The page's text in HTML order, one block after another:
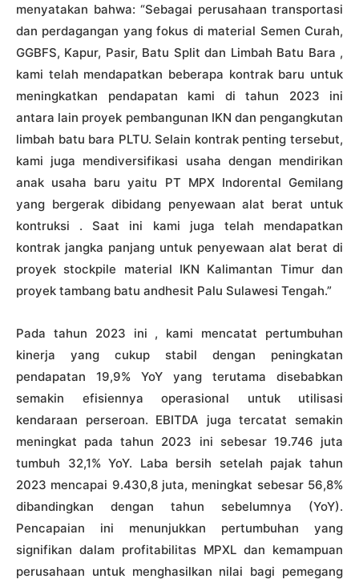
menyatakan bahwa: “Sebagai perusahaan transportasi
dan perdagangan yang fokus di material Semen Curah,
GGBFS, Kapur, Pasir, Batu Split dan Limbah Batu Bara ,
kami telah mendapatkan beberapa kontrak baru untuk
meningkatkan pendapatan kami di tahun 2023 ini
antara lain proyek pembangunan IKN dan pengangkutan
limbah batu bara PLTU. Selain kontrak penting tersebut,
kami juga mendiversifikasi usaha dengan mendirikan
anak usaha baru yaitu PT MPX Indorental Gemilang
yang bergerak dibidang penyewaan alat berat untuk
kontruksi . Saat ini kami juga telah mendapatkan
kontrak jangka panjang untuk penyewaan alat berat di
proyek stockpile material IKN Kalimantan Timur dan
proyek tambang batu andhesit Palu Sulawesi Tengah.”
Pada tahun 2023 ini , kami mencatat pertumbuhan
kinerja yang cukup stabil dengan peningkatan
pendapatan 19,9% YoY yang terutama disebabkan
semakin efisiennya operasional untuk utilisasi
kendaraan perseroan. EBITDA juga tercatat semakin
meningkat pada tahun 2023 ini sebesar 19.746 juta
tumbuh 32,1% YoY. Laba bersih setelah pajak tahun
2023 mencapai 9.430,8 juta, meningkat sebesar 56,8%
dibandingkan dengan tahun sebelumnya (YoY).
Pencapaian ini menunjukkan pertumbuhan yang
signifikan dalam profitabilitas MPXL dan kemampuan
perusahaan untuk menghasilkan nilai bagi pemegang